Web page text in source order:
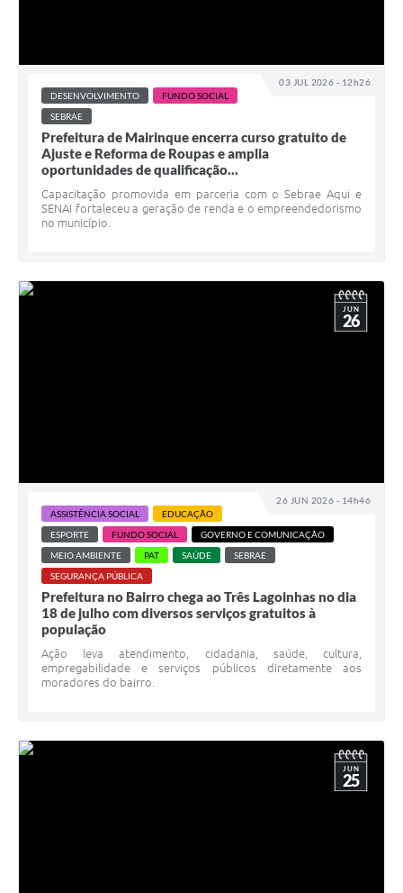
03 JUL 2026 - 12h26
DESENVOLVIMENTO
FUNDO SOCIAL
SEBRAE
Prefeitura de Mairinque encerra curso gratuito de
Ajuste e Reforma de Roupas e amplia
oportunidades de qualificação...
Capacitação promovida em parceria com o Sebrae Aqui e
SENAI fortaleceu a geração de renda e o empreendedorismo
no município.
26 JUN 2026 - 14h46
JUN
26
ASSISTÊNCIA SOCIAL
EDUCAÇÃO
ESPORTE
FUNDO SOCIAL
GOVERNO E COMUNICAÇÃO
MEIO AMBIENTE
PAT SAÚDE
SEBRAE
SEGURANÇA PÚBLICA
Prefeitura no Bairro chega ao Três Lagoinhas no dia
18 de julho com diversos serviços gratuitos à
população
Ação leva atendimento, cidadania, saúde, cultura,
empregabilidade e serviços públicos diretamente aos
moradores do bairro.
JUN
25